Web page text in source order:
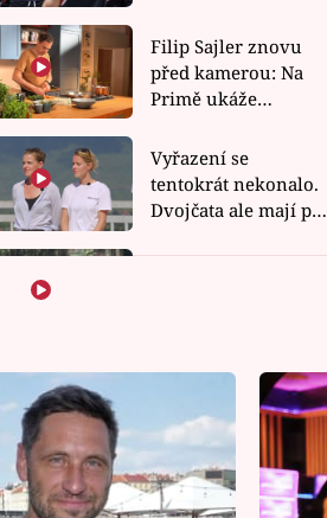
Filip Sajler znovu
před kamerou: Na
Primě ukáže
rychlé recepty
Vyřazení se
tentokrát nekonalo.
Dvojčata ale mají po
závodu nůž na krku